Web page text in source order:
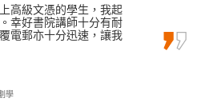
院，但希望你離開時可
院就讀的課程不是你理
後可以選擇自己想要的
新聞)
高級文憑的學生，我起
幸好書院講師十分有耐
電郵亦十分迅速，讓我
學
。